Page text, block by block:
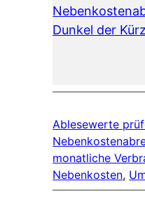
Ablesewerte
monatliche
Nebenkosten,